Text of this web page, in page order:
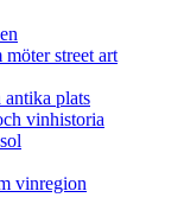
street art
plats
vinhistoria
vinregion